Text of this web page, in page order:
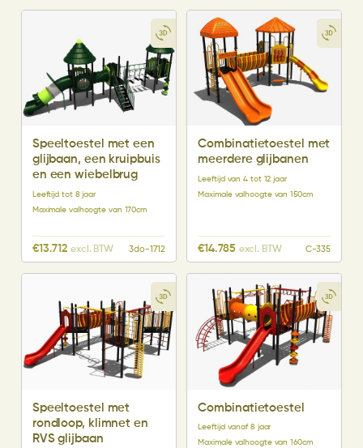
Speeltoestel met een
glijbaan, een kruipbuis
en een wiebelbrug
Leeftijd tot 8 jaar
Maximale valhoogte van 170cm
€13.712 excl. BTW 3do-1712
Combinatietoestel met
meerdere glijbanen
Leeftijd van 4 tot 12 jaar
Maximale valhoogte van 150cm
€14.785 excl. BTW C-335
Speeltoestel met
rondloop, klimnet en
RVS glijbaan
Combinatietoestel
Leeftijd vanaf 8 jaar
Maximale valhoogte van 160cm